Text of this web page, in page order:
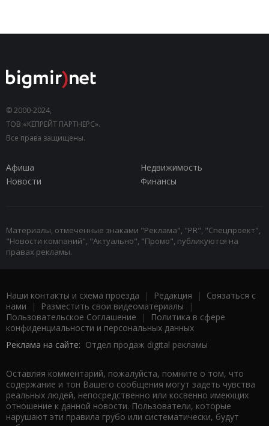
© 2000-2024,
ТОВ «КЕПРЕЙТ ПАРТНЕРС».
Все права защищены.
Афиша
Недвижимость
Новости
Финансы
Материалы, отмеченные знаками "Реклама", "PR", "Спецпроект",
"Новости компаний", "Актуально", "Промо", публикуются на
правах рекламы.
Наши контакты и схема проезда | Редакция | Связаться с
нами | Разместить свои видеоматериалы |
Пользовательское Соглашение |
Политика в сфере
конфиденциальности и персональных данных
Реклама на сайте: Отдел продаж digital рекламы
Оставляя комментарий, пожалуйста, помните о том, что
содержание и тон Вашего сообщения могут задеть чувства
реальных людей, непосредственно или косвенно имеющих
отношение к данной новости. Пользователи, которые
нарушают эти правила грубо или систематически, будут